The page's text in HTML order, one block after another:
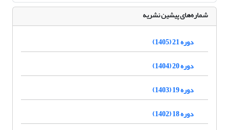
شماره‌های پیشین نشریه
دوره 21 (1405)
دوره 20 (1404)
دوره 19 (1403)
دوره 18 (1402)